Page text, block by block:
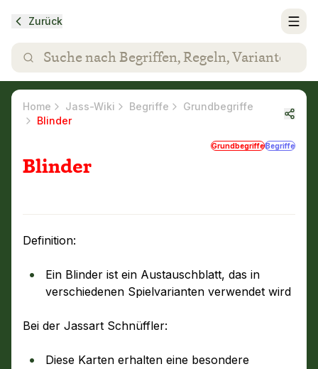
Zurück
Home Jass-Wiki Begriffe
Grundbegriffe
Blinder
GrundbegriffeBegriffe
Blinder
Definition:
Ein Blinder ist ein Austauschblatt, das in
verschiedenen Spielvarianten verwendet wird
Bei der Jassart Schnüffler:
Diese Karten erhalten eine besondere